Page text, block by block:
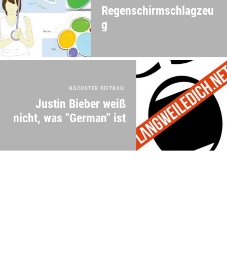
Regenschirmschlagzeu
g
NÄCHSTER BEITRAG:
Justin Bieber weiß
nicht, was "German" ist